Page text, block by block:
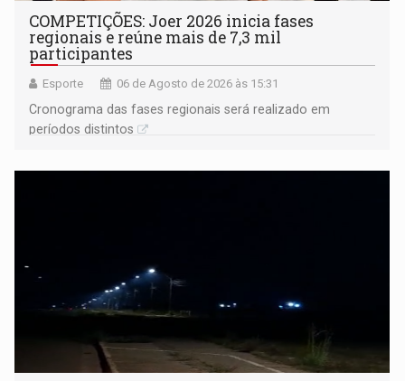
COMPETIÇÕES: Joer 2026 inicia fases
regionais e reúne mais de 7,3 mil
participantes
Esporte 06 de Agosto de 2026 às 15:31
Cronograma das fases regionais será realizado em
períodos distintos